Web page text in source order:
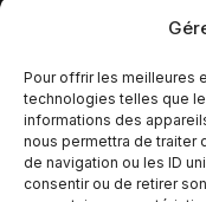
Pour offrir les meilleures
technologies telles que
informations des
nous permettra de traiter
de navigation ou les ID
consentir ou de retirer